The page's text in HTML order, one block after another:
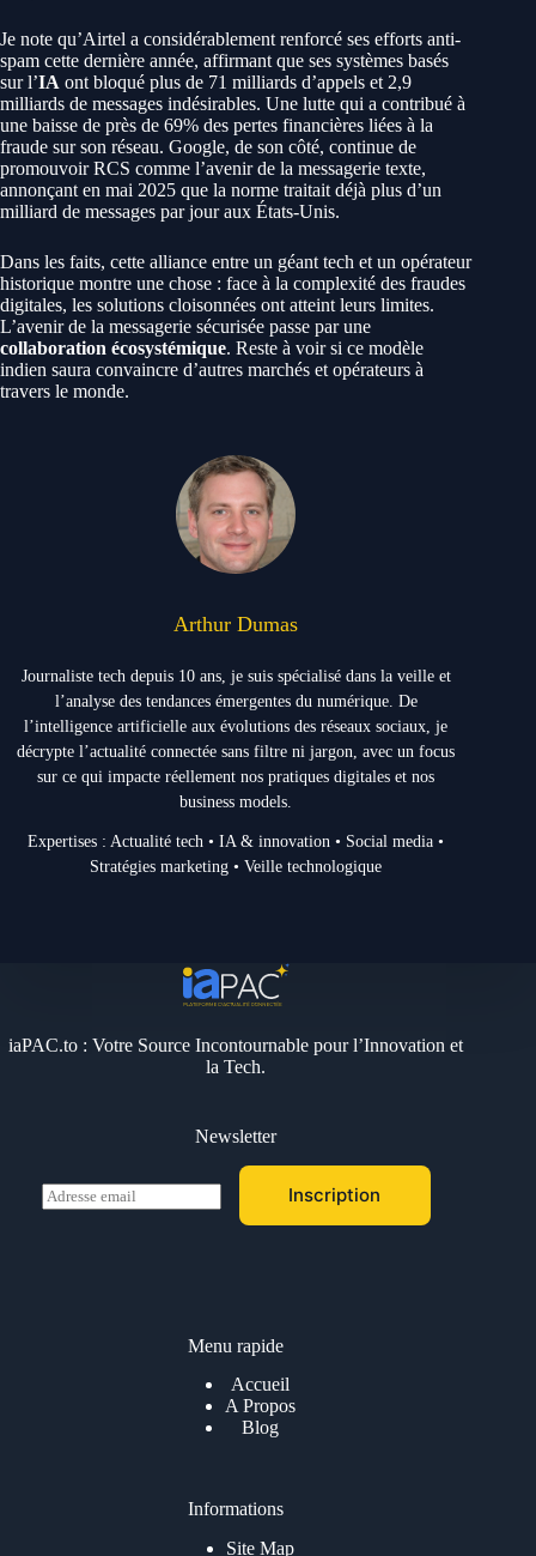
Je note qu’Airtel a considérablement renforcé ses efforts anti-
spam cette dernière année, affirmant que ses systèmes basés
sur l’IA ont bloqué plus de 71 milliards d’appels et 2,9
milliards de messages indésirables. Une lutte qui a contribué à
une baisse de près de 69% des pertes financières liées à la
fraude sur son réseau. Google, de son côté, continue de
promouvoir RCS comme l’avenir de la messagerie texte,
annonçant en mai 2025 que la norme traitait déjà plus d’un
milliard de messages par jour aux États-Unis.
Dans les faits, cette alliance entre un géant tech et un opérateur
historique montre une chose : face à la complexité des fraudes
digitales, les solutions cloisonnées ont atteint leurs limites.
L’avenir de la messagerie sécurisée passe par une
collaboration écosystémique. Reste à voir si ce modèle
indien saura convaincre d’autres marchés et opérateurs à
travers le monde.
Arthur Dumas
Journaliste tech depuis 10 ans, je suis spécialisé dans la veille et
l’analyse des tendances émergentes du numérique. De
l’intelligence artificielle aux évolutions des réseaux sociaux, je
décrypte l’actualité connectée sans filtre ni jargon, avec un focus
sur ce qui impacte réellement nos pratiques digitales et nos
business models.
Expertises : Actualité tech • IA & innovation • Social media •
Stratégies marketing • Veille technologique
iaPAC.to : Votre Source Incontournable pour l’Innovation et
la Tech.
Newsletter
E
m
Inscription
Menu rapide
Accueil
A Propos
Blog
Informations
Site Map